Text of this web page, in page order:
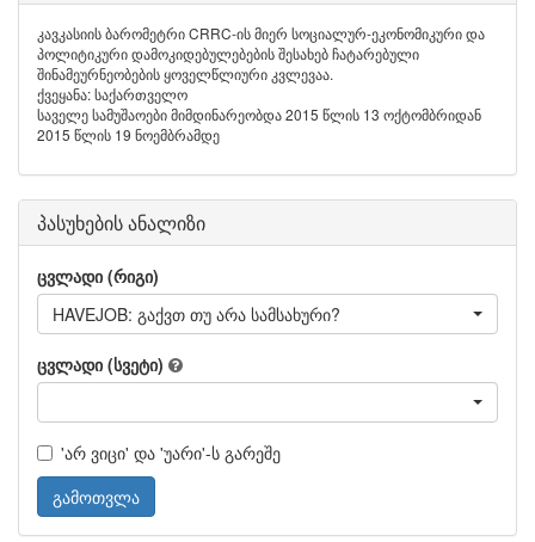
კავკასიის ბარომეტრი CRRC-ის მიერ სოციალურ-ეკონომიკური და
პოლიტიკური დამოკიდებულებების შესახებ ჩატარებული
შინამეურნეობების ყოველწლიური კვლევაა.
ქვეყანა: საქართველო
საველე სამუშაოები მიმდინარეობდა 2015 წლის 13 ოქტომბრიდან
2015 წლის 19 ნოემბრამდე
პასუხების ანალიზი
ცვლადი (რიგი)
HAVEJOB: გაქვთ თუ არა სამსახური?
ცვლადი (სვეტი)
'არ ვიცი' და 'უარი'-ს გარეშე
გამოთვლა